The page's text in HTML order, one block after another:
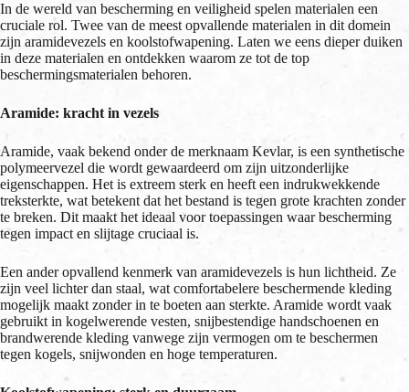
In de wereld van bescherming en veiligheid spelen materialen een
cruciale rol. Twee van de meest opvallende materialen in dit domein
zijn aramidevezels en koolstofwapening. Laten we eens dieper duiken
in deze materialen en ontdekken waarom ze tot de top
beschermingsmaterialen behoren.
Aramide: kracht in vezels
Aramide, vaak bekend onder de merknaam Kevlar, is een synthetische
polymeervezel die wordt gewaardeerd om zijn uitzonderlijke
eigenschappen. Het is extreem sterk en heeft een indrukwekkende
treksterkte, wat betekent dat het bestand is tegen grote krachten zonder
te breken. Dit maakt het ideaal voor toepassingen waar bescherming
tegen impact en slijtage cruciaal is.
Een ander opvallend kenmerk van aramidevezels is hun lichtheid. Ze
zijn veel lichter dan staal, wat comfortabelere beschermende kleding
mogelijk maakt zonder in te boeten aan sterkte. Aramide wordt vaak
gebruikt in kogelwerende vesten, snijbestendige handschoenen en
brandwerende kleding vanwege zijn vermogen om te beschermen
tegen kogels, snijwonden en hoge temperaturen.